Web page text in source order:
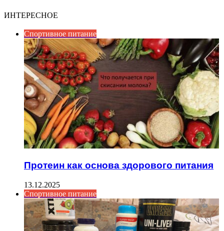
ИНТЕРЕСНОЕ
Спортивное питание
Протеин как основа здорового питания
13.12.2025
Спортивное питание